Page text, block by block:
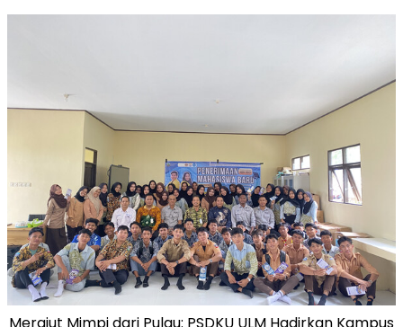
Merajut Mimpi dari Pulau: PSDKU ULM Hadirkan Kampus